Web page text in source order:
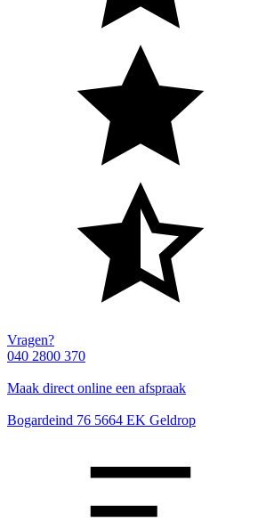
Vragen?
040 2800 370
Maak direct online een afspraak
Bogardeind 76 5664 EK Geldrop